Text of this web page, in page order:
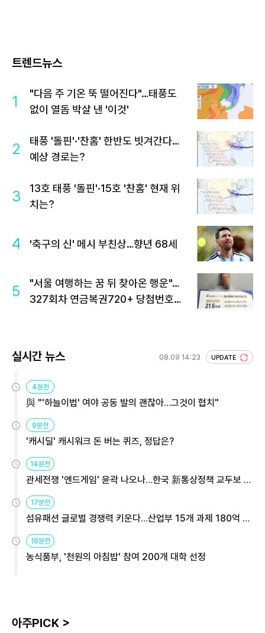
트렌드뉴스
1
"다음 주 기온 뚝 떨어진다"…태풍도
없이 열돔 박살 낸 '이것'
2
태풍 '돌핀'·'찬홈' 한반도 빗겨간다…
예상 경로는?
3
13호 태풍 '돌핀'·15호 '찬홈' 현재 위
치는?
4 '축구의 신' 메시 부친상…향년 68세
5
"서울 여행하는 꿈 뒤 찾아온 행운"…
327회차 연금복권720+ 당첨번호조
실시간 뉴스 08.09 14:23 UPDATE
4분전
與 "'하늘이법' 여야 공동 발의 괜찮아…그것이 협치"
9분전
'캐시딜' 캐시워크 돈 버는 퀴즈, 정답은?
14분전
관세전쟁 '엔드게임' 윤곽 나오나…한국 新통상정책 교두보 활
용해야
17분전
섬유패션 글로벌 경쟁력 키운다…산업부 15개 과제 180억 지
원
18분전
농식품부, '천원의 아침밥' 참여 200개 대학 선정
아주PICK >